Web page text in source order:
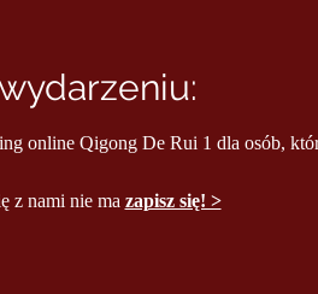
online Qigong De Rui 1 dla osób,
z nami nie ma zapisz się! >